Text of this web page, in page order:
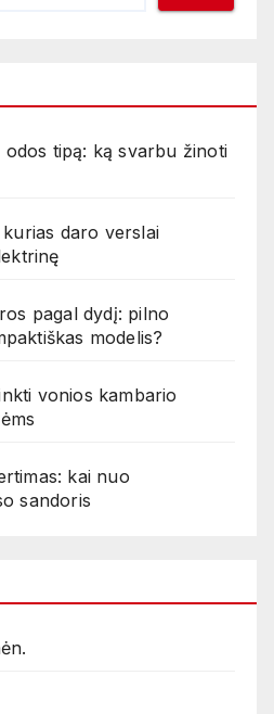
odos tipą: ką svarbu žinoti
daro verslai
pagal dydį: pilno
modelis?
vonios kambario
kai nuo
sandoris